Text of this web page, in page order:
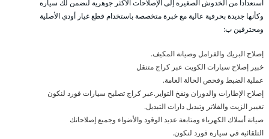
استعدادا من الخدوش الصغيرة إلى الإصلاحات الأكثر جوهرية لنضمن لك سيارة
وكأنها جديدة بحرفية عالية مع خبرة متخصصة باستخدام قطع غيار أودي الأصلية
ومحترفين ب:
إصلاح البريك والفرامل وصيانة المكيف.
خبير إصلاح سيارات الكويت عبر كراج متنقل
عملية الضبط وفحص الحالة العامة.
إصلاح الإطارات والدوران ونفخ التواير.عبر كراج تصليح سيارات فورد لنكون
تغيير الزيت والفلاتر وتبديل دارات التبديل.
صيانة أسلاك الكهرباء ومتابعة عديد الوقود والأضواء وجميع إصلاحاتك
التلقائية في سيارة فورد لنكون.